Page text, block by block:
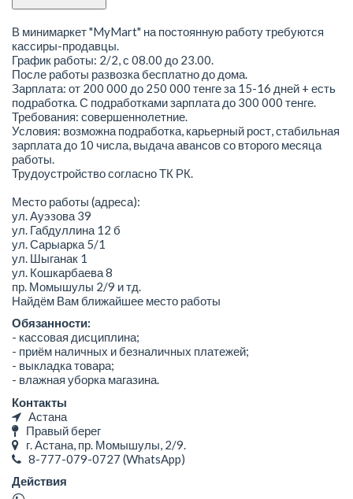
В минимаркет "MyMart" на постоянную работу требуются
кассиры-продавцы.
График работы: 2/2, с 08.00 до 23.00.
После работы развозка бесплатно до дома.
Зарплата: от 200 000 до 250 000 тенге за 15-16 дней + есть
подработка. С подработками зарплата до 300 000 тенге.
Требования: совершеннолетние.
Условия: возможна подработка, карьерный рост, стабильная
зарплата до 10 числа, выдача авансов со второго месяца
работы.
Трудоустройство согласно ТК РК.
Место работы (адреса):
ул. Ауэзова 39
ул. Габдуллина 12 б
ул. Сарыарка 5/1
ул. Шыганак 1
ул. Кошкарбаева 8
пр. Момышулы 2/9 и тд.
Найдём Вам ближайшее место работы
Обязанности:
- кассовая дисциплина;
- приём наличных и безналичных платежей;
- выкладка товара;
- влажная уборка магазина.
Контакты
Астана
Правый берег
г. Астана, пр. Момышулы, 2/9.
8-777-079-0727 (WhatsApp)
Действия